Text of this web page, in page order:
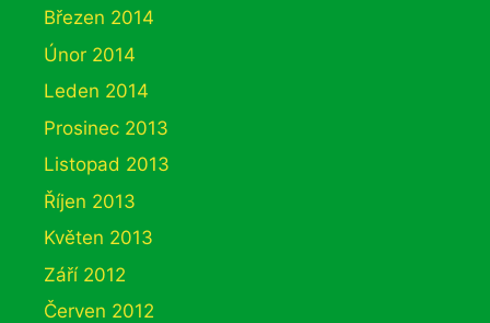
Březen 2014
Únor 2014
Leden 2014
Prosinec 2013
Listopad 2013
Říjen 2013
Květen 2013
Září 2012
Červen 2012